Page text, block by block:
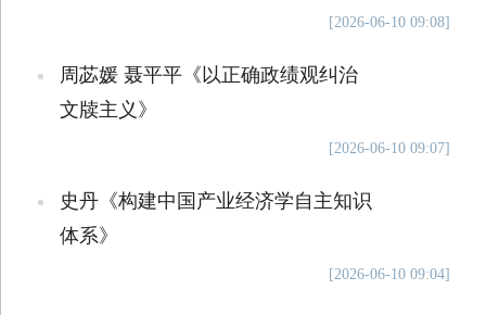
[2026-06-10 09:08]
周苾媛 聂平平《以正确政绩观纠治
文牍主义》
[2026-06-10 09:07]
史丹《构建中国产业经济学自主知识
体系》
[2026-06-10 09:04]